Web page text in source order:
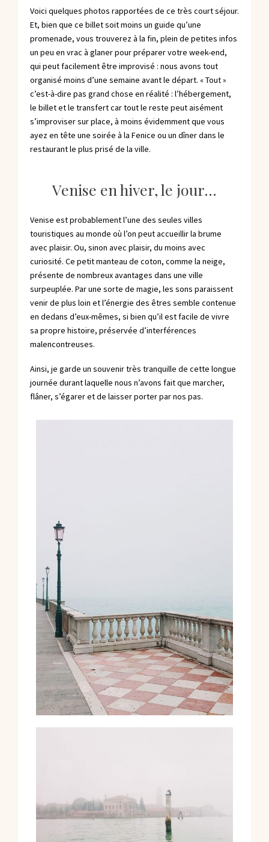
Voici quelques photos rapportées de ce très court séjour.
Et, bien que ce billet soit moins un guide qu’une
promenade, vous trouverez à la fin, plein de petites infos
un peu en vrac à glaner pour préparer votre week-end,
qui peut facilement être improvisé : nous avons tout
organisé moins d’une semaine avant le départ. « Tout »
c’est-à-dire pas grand chose en réalité : l’hébergement,
le billet et le transfert car tout le reste peut aisément
s’improviser sur place, à moins évidemment que vous
ayez en tête une soirée à la Fenice ou un dîner dans le
restaurant le plus prisé de la ville.
Venise en hiver, le jour…
Venise est probablement l’une des seules villes
touristiques au monde où l’on peut accueillir la brume
avec plaisir. Ou, sinon avec plaisir, du moins avec
curiosité. Ce petit manteau de coton, comme la neige,
présente de nombreux avantages dans une ville
surpeuplée. Par une sorte de magie, les sons paraissent
venir de plus loin et l’énergie des êtres semble contenue
en dedans d’eux-mêmes, si bien qu’il est facile de vivre
sa propre histoire, préservée d’interférences
malencontreuses.
Ainsi, je garde un souvenir très tranquille de cette longue
journée durant laquelle nous n’avons fait que marcher,
flâner, s’égarer et de laisser porter par nos pas.